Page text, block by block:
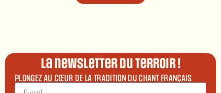
La newsletter du terroir !
PLONGEZ AU CŒUR DE LA TRADITION DU CHANT FRANÇAIS